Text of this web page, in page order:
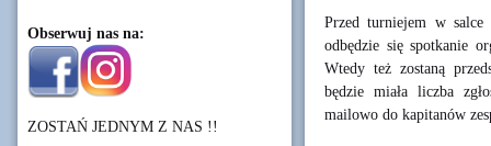
Obserwuj nas na:
ZOSTAŃ JEDNYM Z NAS !!
Przed turniejem w
odbędzie się spotkanie
Wtedy też zostaną
będzie miała liczba
mailowo do kapitanów